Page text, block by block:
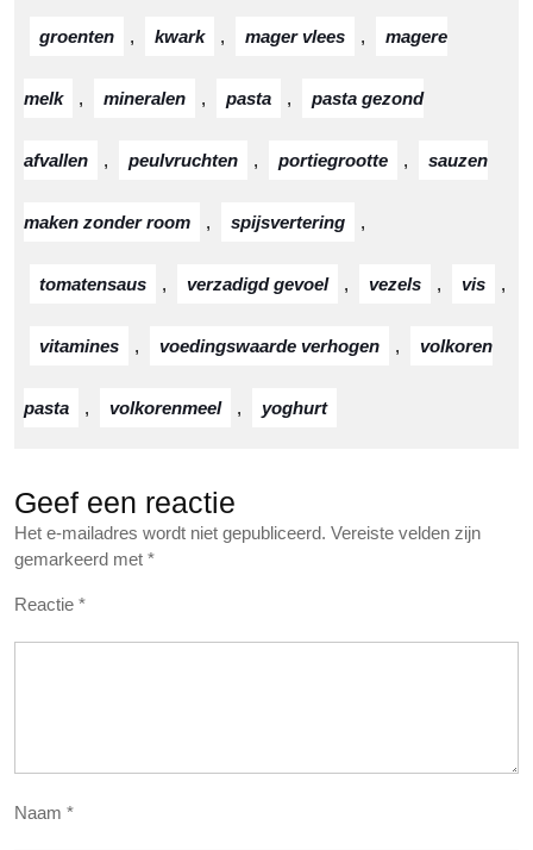
groenten , kwark , mager vlees , magere
melk , mineralen , pasta , pasta gezond
afvallen , peulvruchten , portiegrootte , sauzen
maken zonder room , spijsvertering ,
tomatensaus , verzadigd gevoel , vezels , vis ,
vitamines , voedingswaarde verhogen , volkoren
pasta , volkorenmeel , yoghurt
Geef een reactie
Het e-mailadres wordt niet gepubliceerd. Vereiste velden zijn
gemarkeerd met *
Reactie *
Naam *